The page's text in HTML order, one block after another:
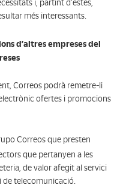
i, partint d’estes,
més interessants.
d’altres empreses del
Correos podrà remetre-li
ofertes i promocions
Correos que presten
que pertanyen a les
de valor afegit al servici
de telecomunicació.